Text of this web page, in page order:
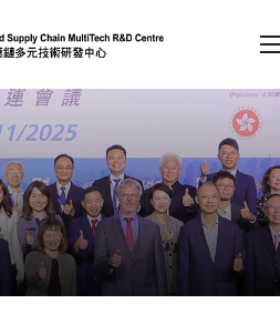
回車鍵）
會員登入
A A EN 繁 简